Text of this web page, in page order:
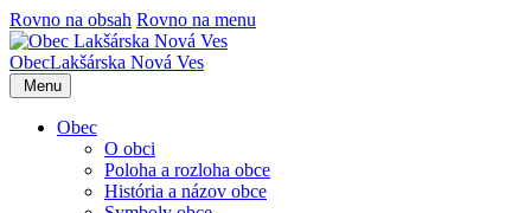
Rovno na obsah Rovno na menu
ObecLakšárska Nová Ves
Menu
Obec
O obci
Poloha a rozloha obce
História a názov obce